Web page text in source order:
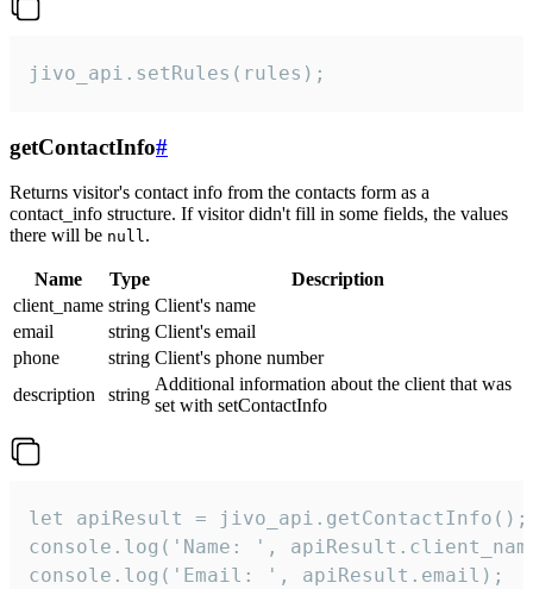
jivo_api.setRules(rules);
getContactInfo#
Returns visitor's contact info from the contacts form as a
contact_info structure. If visitor didn't fill in some fields, the values
there will be null.
Name Type
Description
client_name string Client's name
email
string Client's email
phone
string Client's phone number
description
string
Additional information about the client that was
set with setContactInfo
let apiResult = jivo_api.getContactInfo();
console.log('Name: ',
console.log('Email: ', apiResult.email);